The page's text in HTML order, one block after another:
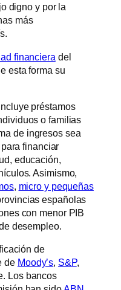
digno y por la
más
financiera del
esta forma su
préstamos
o familias
de ingresos sea
financiar
educación,
Asimismo,
, micro y pequeñas
españolas
con menor PIB
desempleo.
de
de Moody’s, S&P,
Los bancos